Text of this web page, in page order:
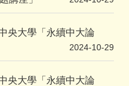
央大學「永續中大論
2024-10-29
央大學「永續中大論